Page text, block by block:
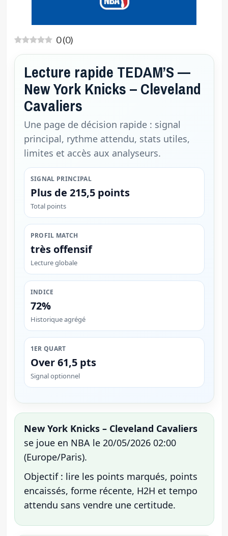
0(0)
Lecture rapide TEDAM’S —
New York Knicks – Cleveland
Cavaliers
Une page de décision rapide : signal
principal, rythme attendu, stats utiles,
limites et accès aux analyseurs.
SIGNAL PRINCIPAL
Plus de 215,5 points
Total points
PROFIL MATCH
très offensif
Lecture globale
INDICE
72%
Historique agrégé
1ER QUART
Over 61,5 pts
Signal optionnel
New York Knicks – Cleveland Cavaliers
se joue en NBA le 20/05/2026 02:00
(Europe/Paris).
Objectif : lire les points marqués, points
encaissés, forme récente, H2H et tempo
attendu sans vendre une certitude.